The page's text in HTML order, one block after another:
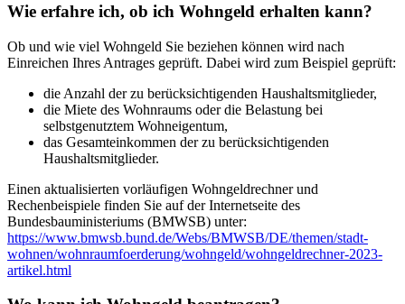
Wie erfahre ich, ob ich Wohngeld erhalten kann?
Ob und wie viel Wohngeld Sie beziehen können wird nach
Einreichen Ihres Antrages geprüft. Dabei wird zum Beispiel geprüft:
die Anzahl der zu berücksichtigenden Haushaltsmitglieder,
die Miete des Wohnraums oder die Belastung bei
selbstgenutztem Wohneigentum,
das Gesamteinkommen der zu berücksichtigenden
Haushaltsmitglieder.
Einen aktualisierten vorläufigen Wohngeldrechner und
Rechenbeispiele finden Sie auf der Internetseite des
Bundesbauministeriums (BMWSB) unter:
https://www.bmwsb.bund.de/Webs/BMWSB/DE/themen/stadt-
wohnen/wohnraumfoerderung/wohngeld/wohngeldrechner-2023-
artikel.html